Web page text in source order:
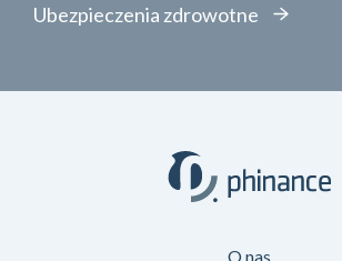
Ubezpieczenia zdrowotne
O nas